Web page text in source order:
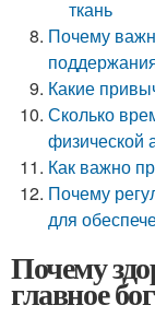
ткань
Почему
Какие
Сколько
физической
Как важно
Почему
для
Почему
главное